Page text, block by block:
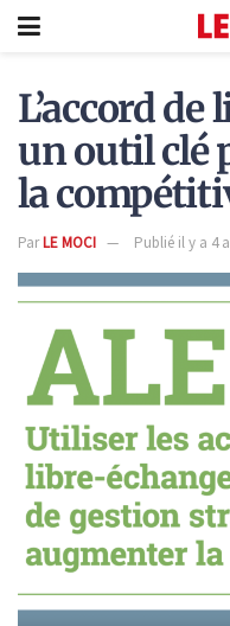
L’accord
un outil clé
la
ParLE MOCI Publié il y a 4